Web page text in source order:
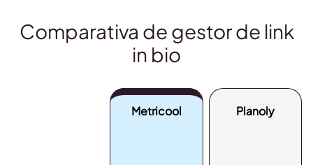
Comparativa de gestor de link
in bio
Metricool Planoly